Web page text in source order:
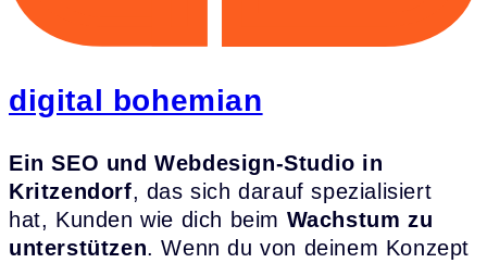
digital bohemian
Ein SEO und Webdesign-Studio in
Kritzendorf, das sich darauf spezialisiert
hat, Kunden wie dich beim Wachstum zu
unterstützen. Wenn du von deinem Konzept